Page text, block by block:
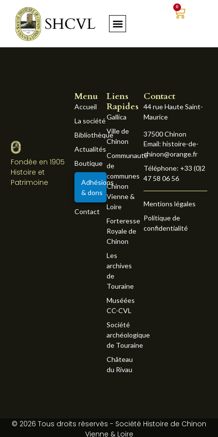
0
Fondée en 1905
Histoire et
Patrimoine
Liens
Rapides
Gallica
Ville de
Chinon
Communauté
de
communes
Chinon
Vienne &
Loire
Forteresse
Royale de
Chinon
Les
archives
de
Touraine
Muséées
CC-CVL
Société
archéologique
de Touraine
Château
du Rivau
Menu
Accueil
La société
Bibliothèque
Actualités
Boutique
Adhésions
& dons
Contact
Contact
44 rue Haute Saint-
Maurice
37500 Chinon
Email: histoire-de-
chinon@orange.fr
Téléphone: +33 (0)2
47 58 06 56
Mentions légales
Politique de
confidentialité
© 2026 Tous droits réservés - Société Histoire de Chinon
Vienne & Loire